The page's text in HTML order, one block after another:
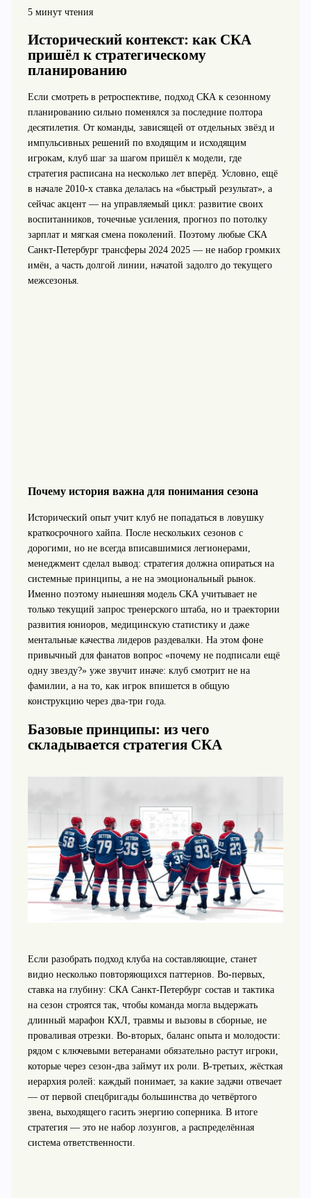
5 минут чтения
Исторический контекст: как СКА
пришёл к стратегическому
планированию
Если смотреть в ретроспективе, подход СКА к сезонному
планированию сильно поменялся за последние полтора
десятилетия. От команды, зависящей от отдельных звёзд и
импульсивных решений по входящим и исходящим
игрокам, клуб шаг за шагом пришёл к модели, где
стратегия расписана на несколько лет вперёд. Условно, ещё
в начале 2010‑х ставка делалась на «быстрый результат», а
сейчас акцент — на управляемый цикл: развитие своих
воспитанников, точечные усиления, прогноз по потолку
зарплат и мягкая смена поколений. Поэтому любые СКА
Санкт-Петербург трансферы 2024 2025 — не набор громких
имён, а часть долгой линии, начатой задолго до текущего
межсезонья.
Почему история важна для понимания сезона
Исторический опыт учит клуб не попадаться в ловушку
краткосрочного хайпа. После нескольких сезонов с
дорогими, но не всегда вписавшимися легионерами,
менеджмент сделал вывод: стратегия должна опираться на
системные принципы, а не на эмоциональный рынок.
Именно поэтому нынешняя модель СКА учитывает не
только текущий запрос тренерского штаба, но и траектории
развития юниоров, медицинскую статистику и даже
ментальные качества лидеров раздевалки. На этом фоне
привычный для фанатов вопрос «почему не подписали ещё
одну звезду?» уже звучит иначе: клуб смотрит не на
фамилии, а на то, как игрок впишется в общую
конструкцию через два‑три года.
Базовые принципы: из чего
складывается стратегия СКА
Если разобрать подход клуба на составляющие, станет
видно несколько повторяющихся паттернов. Во‑первых,
ставка на глубину: СКА Санкт-Петербург состав и тактика
на сезон строятся так, чтобы команда могла выдержать
длинный марафон КХЛ, травмы и вызовы в сборные, не
проваливая отрезки. Во‑вторых, баланс опыта и молодости:
рядом с ключевыми ветеранами обязательно растут игроки,
которые через сезон‑два займут их роли. В‑третьих, жёсткая
иерархия ролей: каждый понимает, за какие задачи отвечает
— от первой спецбригады большинства до четвёртого
звена, выходящего гасить энергию соперника. В итоге
стратегия — это не набор лозунгов, а распределённая
система ответственности.